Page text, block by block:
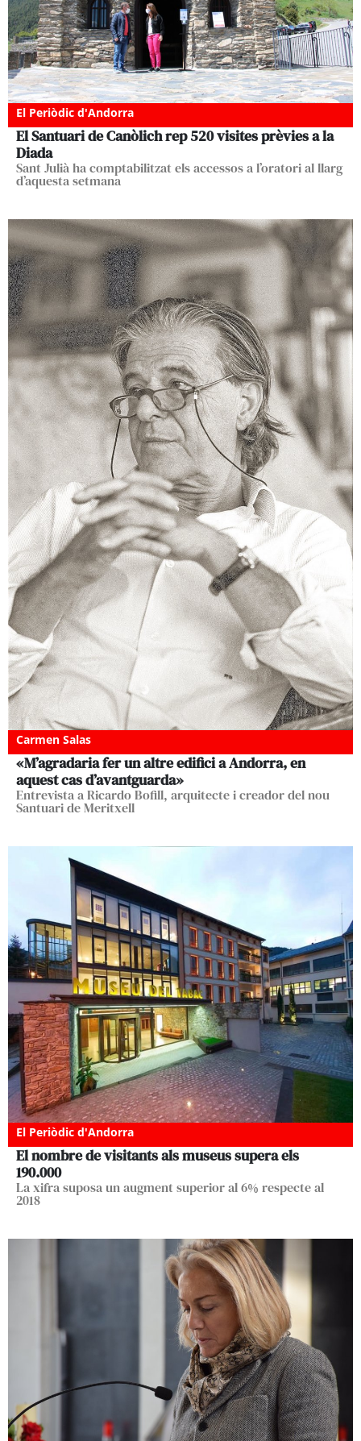
El Periòdic d'Andorra
El Santuari de Canòlich rep 520 visites prèvies a la
Diada
Sant Julià ha comptabilitzat els accessos a l’oratori al llarg
d’aquesta setmana
Carmen Salas
«M’agradaria fer un altre edifici a Andorra, en
aquest cas d’avantguarda»
Entrevista a Ricardo Bofill, arquitecte i creador del nou
Santuari de Meritxell
El Periòdic d'Andorra
El nombre de visitants als museus supera els
190.000
La xifra suposa un augment superior al 6% respecte al
2018